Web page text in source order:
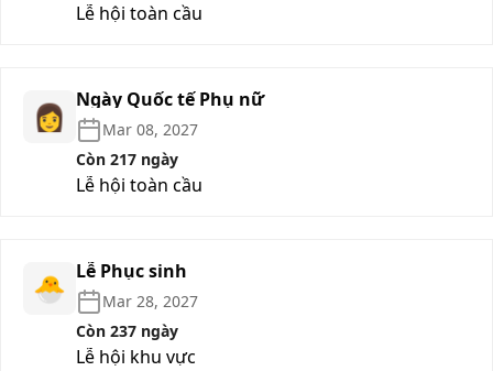
Lễ hội toàn cầu
👩 Ngày Quốc tế Phụ nữ
Mar 08, 2027
Còn 217 ngày
Lễ hội toàn cầu
🐣 Lễ Phục sinh
Mar 28, 2027
Còn 237 ngày
Lễ hội khu vực